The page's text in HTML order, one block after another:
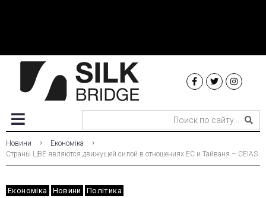
Новини
Економіка
Страны ЦВЕ являются движущей силой в отношениях ЕС и Тайваня – CEIAS
Економіка Новини Політика